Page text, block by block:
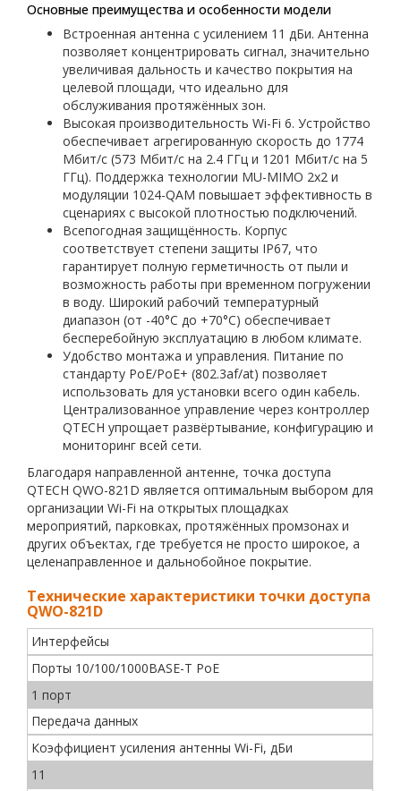
Основные преимущества и особенности модели
Встроенная антенна с усилением 11 дБи. Антенна
позволяет концентрировать сигнал, значительно
увеличивая дальность и качество покрытия на
целевой площади, что идеально для
обслуживания протяжённых зон.
Высокая производительность Wi-Fi 6. Устройство
обеспечивает агрегированную скорость до 1774
Мбит/с (573 Мбит/с на 2.4 ГГц и 1201 Мбит/с на 5
ГГц). Поддержка технологии MU-MIMO 2x2 и
модуляции 1024-QAM повышает эффективность в
сценариях с высокой плотностью подключений.
Всепогодная защищённость. Корпус
соответствует степени защиты IP67, что
гарантирует полную герметичность от пыли и
возможность работы при временном погружении
в воду. Широкий рабочий температурный
диапазон (от -40°C до +70°C) обеспечивает
бесперебойную эксплуатацию в любом климате.
Удобство монтажа и управления. Питание по
стандарту PoE/PoE+ (802.3af/at) позволяет
использовать для установки всего один кабель.
Централизованное управление через контроллер
QTECH упрощает развёртывание, конфигурацию и
мониторинг всей сети.
Благодаря направленной антенне, точка доступа
QTECH QWO-821D является оптимальным выбором для
организации Wi-Fi на открытых площадках
мероприятий, парковках, протяжённых промзонах и
других объектах, где требуется не просто широкое, а
целенаправленное и дальнобойное покрытие.
Технические характеристики точки доступа
QWO-821D
Интерфейсы
Порты 10/100/1000BASE-T PoE
1 порт
Передача данных
Коэффициент усиления антенны Wi-Fi, дБи
11